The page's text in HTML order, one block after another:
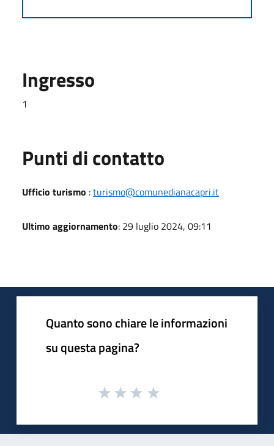
Ingresso
1
Punti di contatto
Ufficio turismo :turismo@comunedianacapri.it
Ultimo aggiornamento: 29 luglio 2024, 09:11
Quanto sono chiare le informazioni
su questa pagina?